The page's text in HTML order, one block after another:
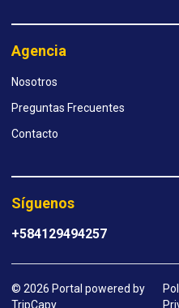
Agencia
Nosotros
Preguntas Frecuentes
Contacto
Síguenos
+584129494257
© 2026 Portal powered by
TripCapy